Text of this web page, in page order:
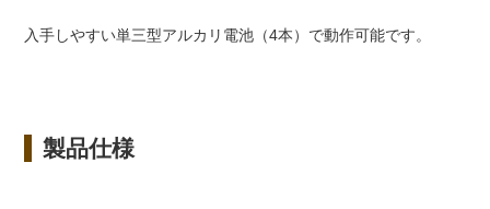
入手しやすい単三型アルカリ電池（4本）で動作可能です。
製品仕様